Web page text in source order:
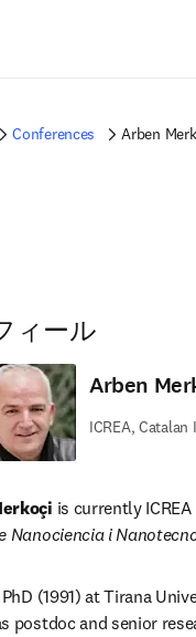
Conferences Arben
ィール
Arben
ICREA,
is currently
Nanociencia i
(1991) at Tirana
postdoc and senior